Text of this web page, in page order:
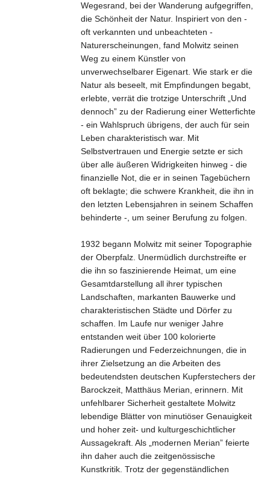
Wegesrand, bei der Wanderung aufgegriffen,
die Schönheit der Natur. Inspiriert von den -
oft verkannten und unbeachteten -
Naturerscheinungen, fand Molwitz seinen
Weg zu einem Künstler von
unverwechselbarer Eigenart. Wie stark er die
Natur als beseelt, mit Empfindungen begabt,
erlebte, verrät die trotzige Unterschrift „Und
dennoch” zu der Radierung einer Wetterfichte
- ein Wahlspruch übrigens, der auch für sein
Leben charakteristisch war. Mit
Selbstvertrauen und Energie setzte er sich
über alle äußeren Widrigkeiten hinweg - die
finanzielle Not, die er in seinen Tagebüchern
oft beklagte; die schwere Krankheit, die ihn in
den letzten Lebensjahren in seinem Schaffen
behinderte -, um seiner Berufung zu folgen.
1932 begann Molwitz mit seiner Topographie
der Oberpfalz. Unermüdlich durchstreifte er
die ihn so faszinierende Heimat, um eine
Gesamtdarstellung all ihrer typischen
Landschaften, markanten Bauwerke und
charakteristischen Städte und Dörfer zu
schaffen. Im Laufe nur weniger Jahre
entstanden weit über 100 kolorierte
Radierungen und Federzeichnungen, die in
ihrer Zielsetzung an die Arbeiten des
bedeutendsten deutschen Kupferstechers der
Barockzeit, Matthäus Merian, erinnern. Mit
unfehlbarer Sicherheit gestaltete Molwitz
lebendige Blätter von minutiöser Genauigkeit
und hoher zeit- und kulturgeschichtlicher
Aussagekraft. Als „modernen Merian” feierte
ihn daher auch die zeitgenössische
Kunstkritik. Trotz der gegenständlichen